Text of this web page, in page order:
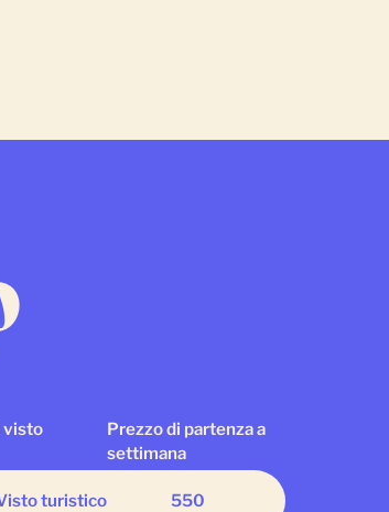
visto
Prezzo di partenza a
settimana
turistico 550